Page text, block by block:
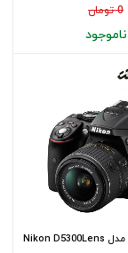
0 تومان
ناموجود
دوربین نیکون مدل Nikon D5300Lens